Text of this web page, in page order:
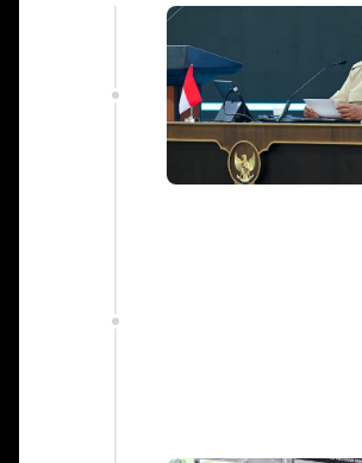
Pinang
bukti senpi yang ditemukan di Yayasan Jaksel